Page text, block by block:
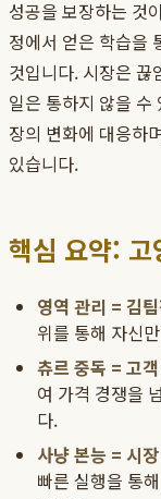
성공을 보장하는 것
정에서 얻은 학습을
것입니다. 시장은 끊
일은 통하지 않을 수
장의 변화에 대응하
있습니다.
핵심 요약: 고
영역 관리 = 김
위를 통해 자신
츄르 중독 = 고
여 가격 경쟁을
다.
사냥 본능 = 시
빠른 실행을 통